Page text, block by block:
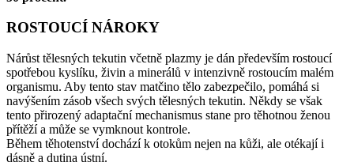
ROSTOUCÍ NÁROKY
Nárůst tělesných tekutin včetně plazmy je dán především rostoucí
spotřebou kyslíku, živin a minerálů v intenzivně rostoucím malém
organismu. Aby tento stav matčino tělo zabezpečilo, pomáhá si
navýšením zásob všech svých tělesných tekutin. Někdy se však
tento přirozený adaptační mechanismus stane pro těhotnou ženou
přítěží a může se vymknout kontrole.
Během těhotenství dochází k otokům nejen na kůži, ale otékají i
dásně a dutina ústní.